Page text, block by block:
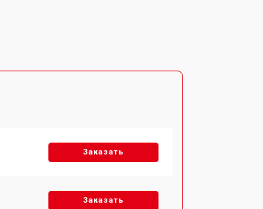
Заказать
Заказать